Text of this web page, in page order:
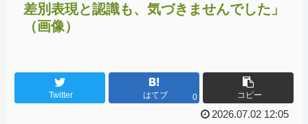
差別表現と認識も、気づきませんでした」
（画像）
Twitter はてブ 0 コピー
2026.07.02 12:05